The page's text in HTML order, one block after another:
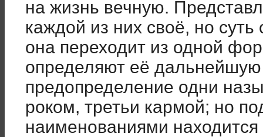
на жизнь вечную.
каждой из них своё, но
она переходит из одной
определяют её дальнейшую
предопределение одни
роком, третьи кармой; но
наименованиями находится